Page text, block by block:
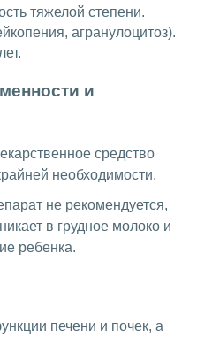
тяжелой степени.
агранулоцитоз).
и
средство
необходимости.
не рекомендуется,
в грудное молоко и
ребенка.
печени и почек, а